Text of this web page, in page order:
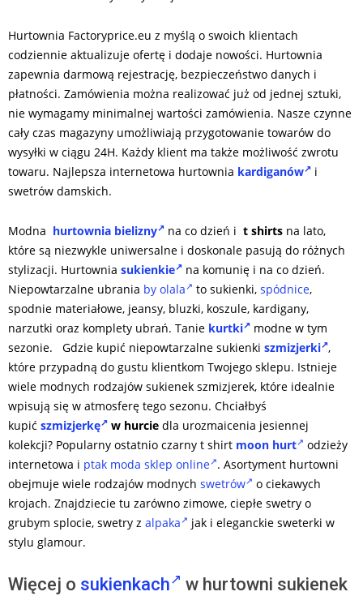
Hurtownia Factoryprice.eu z myślą o swoich klientach
codziennie aktualizuje ofertę i dodaje nowości. Hurtownia
zapewnia darmową rejestrację, bezpieczeństwo danych i
płatności. Zamówienia można realizować już od jednej sztuki,
nie wymagamy minimalnej wartości zamówienia. Nasze czynne
cały czas magazyny umożliwiają przygotowanie towarów do
wysyłki w ciągu 24H. Każdy klient ma także możliwość zwrotu
towaru. Najlepsza internetowa hurtownia kardiganów
i
swetrów damskich.
Modna hurtownia bielizny na co dzień i t shirts na lato,
które są niezwykle uniwersalne i doskonale pasują do różnych
stylizacji. Hurtownia sukienkie
na komunię i na co dzień.
Niepowtarzalne ubrania by olala to sukienki, spódnice,
spodnie materiałowe, jeansy, bluzki, koszule, kardigany,
narzutki oraz komplety ubrań. Tanie kurtki
modne w tym
sezonie. Gdzie kupić niepowtarzalne sukienki szmizjerki ,
które przypadną do gustu klientkom Twojego sklepu. Istnieje
wiele modnych rodzajów sukienek szmizjerek, które idealnie
wpisują się w atmosferę tego sezonu. Chciałbyś
kupić szmizjerkę w hurcie dla urozmaicenia jesiennej
kolekcji? Popularny ostatnio czarny t shirt moon hurt
odzieży
internetowa i ptak moda sklep online . Asortyment hurtowni
obejmuje wiele rodzajów modnych swetrów
o ciekawych
krojach. Znajdziecie tu zarówno zimowe, ciepłe swetry o
grubym splocie, swetry z alpaka
jak i eleganckie sweterki w
stylu glamour.
Więcej o sukienkach w hurtowni sukienek